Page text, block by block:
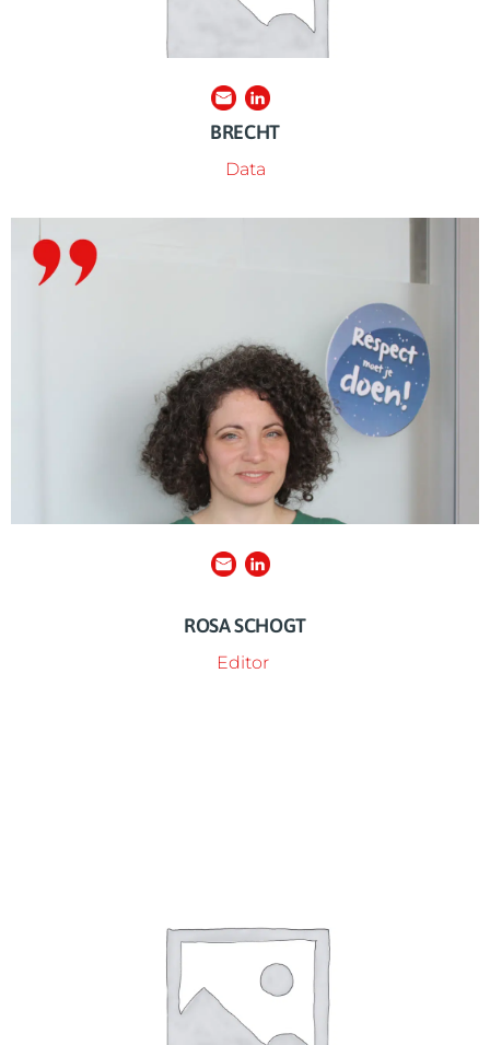
BRECHT
Data
Rosa is dichter, theaterwetenschapper en redacteur. Deze
laatste skill zet ze in voor REF en de Week van Respect. En
met een achtergrond in theatereducatie kijkt ze stiekem
ook weleens inhoudelijk mee.
ROSA SCHOGT
Editor
Rémy heeft de Respect Foundation en Week van Respect
website voor ons gebouwd en houdt deze up-to-date, zodat
je altijd geïnspireerd door onze website scrolt. Zie je gekke